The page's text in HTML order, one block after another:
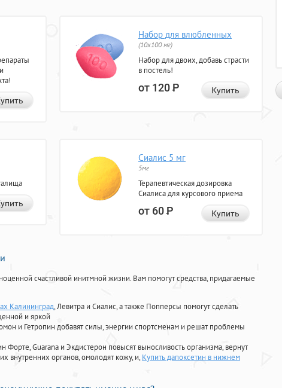
Набор для влюбленных
(10х100 мг)
Набор для двоих, добавь страсти
в постель!
от 120Р Купить
Сиалис 5 мг
5мг
Терапевтическая дозировка
Сиалиса для курсового приема
от 60Р Купить
счастливой инитмной жизни. Вам помогут средства, придагаемые
Калининград, Левитра и Сиалис, а также Попперсы помогут сделать
и яркой
и Гетропин добавят силы, энергии спортсменам и решат проблемы
Форте, Guarana и Экдистерон повысят выносливость организма, вернут
внутренних органов, омолодят кожу, и, Купить дапоксетин в нижнем